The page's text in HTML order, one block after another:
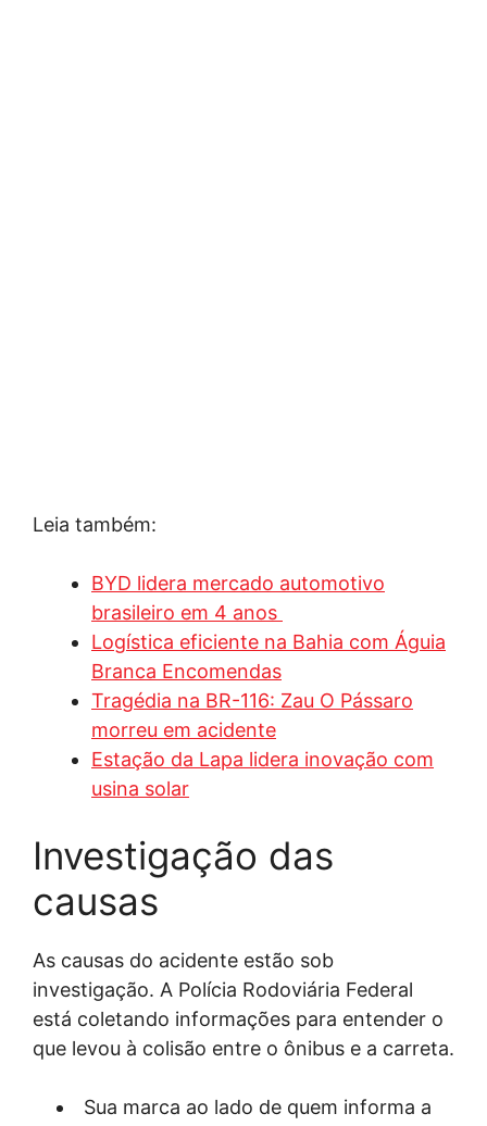
Leia também:
BYD lidera mercado automotivo
brasileiro em 4 anos
Logística eficiente na Bahia com Águia
Branca Encomendas
Tragédia na BR-116: Zau O Pássaro
morreu em acidente
Estação da Lapa lidera inovação com
usina solar
Investigação das
causas
As causas do acidente estão sob
investigação. A Polícia Rodoviária Federal
está coletando informações para entender o
que levou à colisão entre o ônibus e a carreta.
Sua marca ao lado de quem informa a